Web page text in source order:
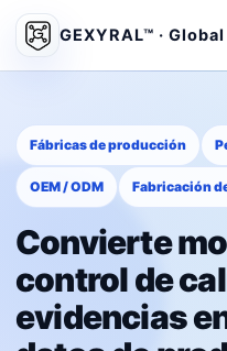
GEXYRAL™ · Global
Fábricas de producción
OEM / ODM Fabricación
Convierte
control de
evidencias